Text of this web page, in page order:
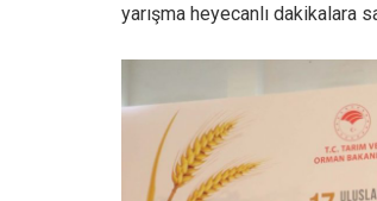
yarışma heyecanlı dakikalara